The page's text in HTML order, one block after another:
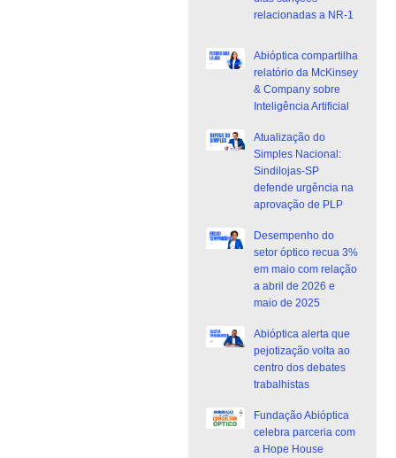
relacionadas a NR-1
Abióptica compartilha
relatório da McKinsey
& Company sobre
Inteligência Artificial
Atualização do
Simples Nacional:
Sindilojas-SP
defende urgência na
aprovação de PLP
Desempenho do
setor óptico recua 3%
em maio com relação
a abril de 2026 e
maio de 2025
Abióptica alerta que
pejotização volta ao
centro dos debates
trabalhistas
Fundação Abióptica
celebra parceria com
a Hope House